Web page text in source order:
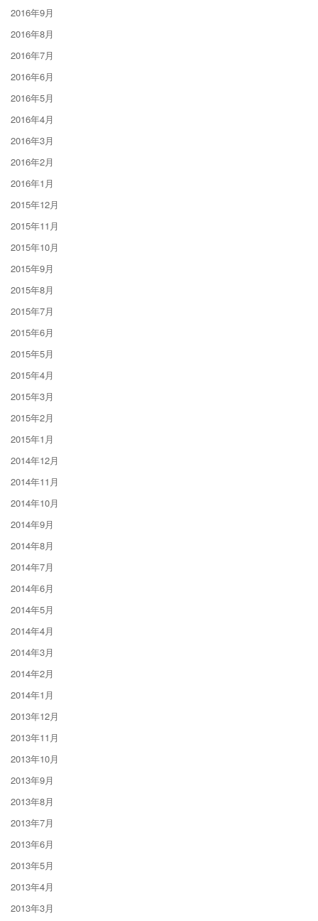
2016年9月
2016年8月
2016年7月
2016年6月
2016年5月
2016年4月
2016年3月
2016年2月
2016年1月
2015年12月
2015年11月
2015年10月
2015年9月
2015年8月
2015年7月
2015年6月
2015年5月
2015年4月
2015年3月
2015年2月
2015年1月
2014年12月
2014年11月
2014年10月
2014年9月
2014年8月
2014年7月
2014年6月
2014年5月
2014年4月
2014年3月
2014年2月
2014年1月
2013年12月
2013年11月
2013年10月
2013年9月
2013年8月
2013年7月
2013年6月
2013年5月
2013年4月
2013年3月